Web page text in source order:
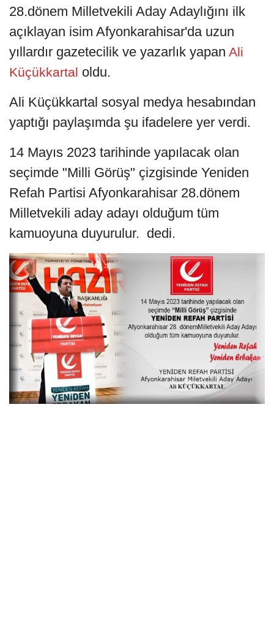
28.dönem Milletvekili Aday Adaylığını ilk
açıklayan isim Afyonkarahisar'da uzun
yıllardır gazetecilik ve yazarlık yapan Ali
Küçükkartal oldu.
Ali Küçükkartal sosyal medya hesabından
yaptığı paylaşımda şu ifadelere yer verdi.
14 Mayıs 2023 tarihinde yapılacak olan
seçimde "Milli Görüş" çizgisinde Yeniden
Refah Partisi Afyonkarahisar 28.dönem
Milletvekili aday adayı olduğum tüm
kamuoyuna duyurulur. dedi.